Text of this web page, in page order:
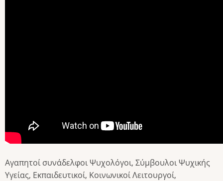
Αγαπητοί συνάδελφοι Ψυχολόγοι, Σύμβουλοι Ψυχικής
Υγείας, Εκπαιδευτικοί, Κοινωνικοί Λειτουργοί,